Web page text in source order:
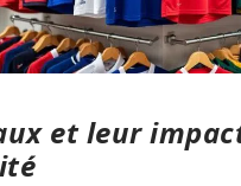
et leur